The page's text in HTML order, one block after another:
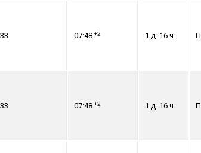
07:48 +2 1 д. 16 ч.
07:48 +2 1 д. 16 ч.